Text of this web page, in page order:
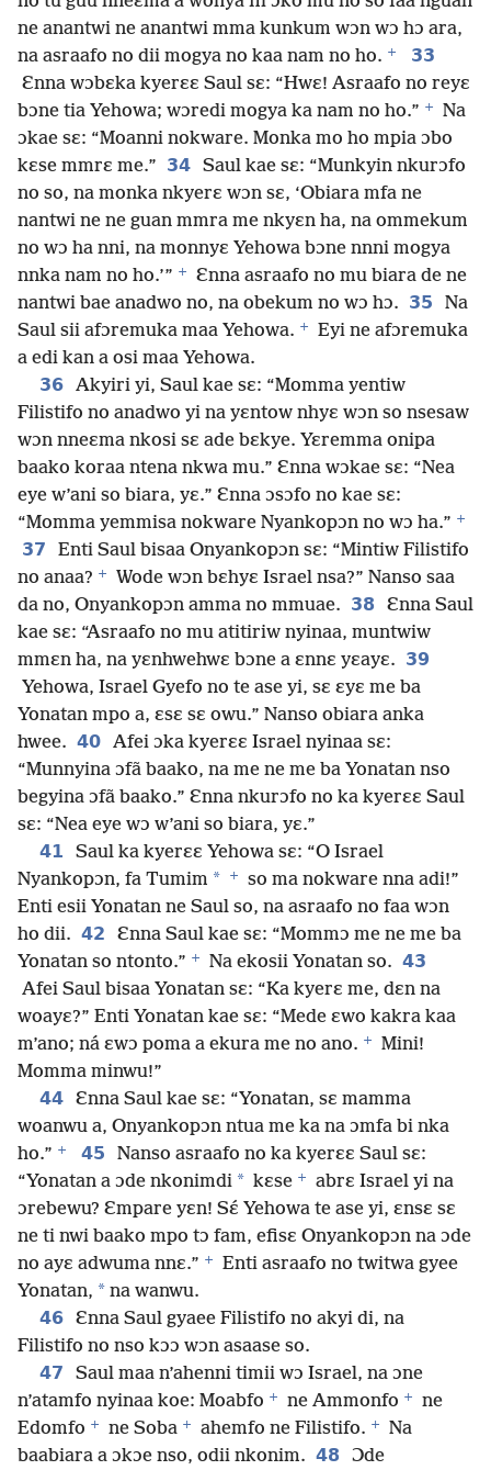
ne anantwi ne anantwi mma kunkum wɔn wɔ hɔ ara,
na asraafo no dii mogya no kaa nam no ho. +
33
Ɛnna wɔbɛka kyerɛɛ Saul sɛ: “Hwɛ! Asraafo no reyɛ
bɔne tia Yehowa; wɔredi mogya ka nam no ho.” +
Na
ɔkae sɛ: “Moanni nokware. Monka mo ho mpia ɔbo
kɛse mmrɛ me.” 34 Saul kae sɛ: “Munkyin nkurɔfo
no so, na monka nkyerɛ wɔn sɛ, ‘Obiara mfa ne
nantwi ne ne guan mmra me nkyɛn ha, na ommekum
no wɔ ha nni, na monnyɛ Yehowa bɔne nnni mogya
nnka nam no ho.’” +
Ɛnna asraafo no mu biara de ne
nantwi bae anadwo no, na obekum no wɔ hɔ. 35
Na
Saul sii afɔremuka maa Yehowa. +
Eyi ne afɔremuka
a edi kan a osi maa Yehowa.
36 Akyiri yi, Saul kae sɛ: “Momma yentiw
Filistifo no anadwo yi na yɛntow nhyɛ wɔn so nsesaw
wɔn nneɛma nkosi sɛ ade bɛkye. Yɛremma onipa
baako koraa ntena nkwa mu.” Ɛnna wɔkae sɛ: “Nea
eye w’ani so biara, yɛ.” Ɛnna ɔsɔfo no kae sɛ:
“Momma yemmisa nokware Nyankopɔn no wɔ ha.” +
37
Enti Saul bisaa Onyankopɔn sɛ: “Mintiw Filistifo
no anaa? +
Wode wɔn bɛhyɛ Israel nsa?” Nanso saa
da no, Onyankopɔn amma no mmuae. 38
Ɛnna Saul
kae sɛ: “Asraafo no mu atitiriw nyinaa, muntwiw
mmɛn ha, na yɛnhwehwɛ bɔne a ɛnnɛ yɛayɛ. 39
Yehowa, Israel Gyefo no te ase yi, sɛ ɛyɛ me ba
Yonatan mpo a, ɛsɛ sɛ owu.” Nanso obiara anka
hwee. 40 Afei ɔka kyerɛɛ Israel nyinaa sɛ:
“Munnyina ɔfã baako, na me ne me ba Yonatan nso
begyina ɔfã baako.” Ɛnna nkurɔfo no ka kyerɛɛ Saul
sɛ: “Nea eye wɔ w’ani so biara, yɛ.”
41
Saul ka kyerɛɛ Yehowa sɛ: “O Israel
Nyankopɔn, fa Tumim * +
so ma nokware nna adi!”
Enti esii Yonatan ne Saul so, na asraafo no faa wɔn
ho dii. 42
Ɛnna Saul kae sɛ: “Mommɔ me ne me ba
Yonatan so ntonto.” + Na ekosii Yonatan so. 43
Afei Saul bisaa Yonatan sɛ: “Ka kyerɛ me, dɛn na
woayɛ?” Enti Yonatan kae sɛ: “Mede ɛwo kakra kaa
m’ano; ná ɛwɔ poma a ekura me no ano. +
Mini!
Momma minwu!”
44 Ɛnna Saul kae sɛ: “Yonatan, sɛ mamma
woanwu a, Onyankopɔn ntua me ka na ɔmfa bi nka
ho.” + 45
Nanso asraafo no ka kyerɛɛ Saul sɛ:
“Yonatan a ɔde nkonimdi * kɛse +
abrɛ Israel yi na
ɔrebewu? Ɛmpare yɛn! Sɛ́ Yehowa te ase yi, ɛnsɛ sɛ
ne ti nwi baako mpo tɔ fam, efisɛ Onyankopɔn na ɔde
no ayɛ adwuma nnɛ.” +
Enti asraafo no twitwa gyee
Yonatan, * na wanwu.
46 Ɛnna Saul gyaee Filistifo no akyi di, na
Filistifo no nso kɔɔ wɔn asaase so.
47
Saul maa n’ahenni timii wɔ Israel, na ɔne
n’atamfo nyinaa koe: Moabfo + ne Ammonfo +
ne
Edomfo + ne Soba + ahemfo ne Filistifo. +
Na
baabiara a ɔkɔe nso, odii nkonim. 48
Ɔde